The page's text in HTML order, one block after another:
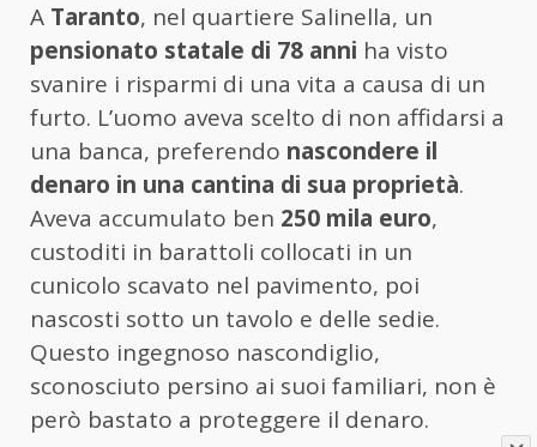
A Taranto, nel quartiere Salinella, un
pensionato statale di 78 anni ha visto
svanire i risparmi di una vita a causa di un
furto. L’uomo aveva scelto di non affidarsi a
una banca, preferendo nascondere il
denaro in una cantina di sua proprietà.
Aveva accumulato ben 250 mila euro,
custoditi in barattoli collocati in un
cunicolo scavato nel pavimento, poi
nascosti sotto un tavolo e delle sedie.
Questo ingegnoso nascondiglio,
sconosciuto persino ai suoi familiari, non è
però bastato a proteggere il denaro.